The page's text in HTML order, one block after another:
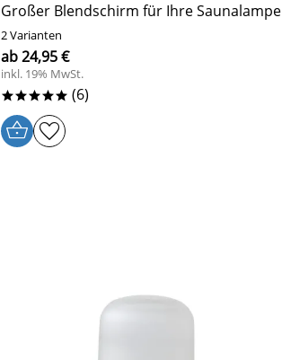
Großer Blendschirm für Ihre Saunalampe
2 Varianten
ab 24,95 €
inkl. 19% MwSt.
***** (6)